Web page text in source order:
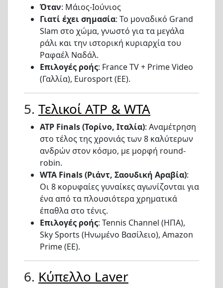
Όταν: Μάιος-Ιούνιος
Γιατί έχει σημασία: Το μοναδικό Grand
Slam στο χώμα, γνωστό για τα μεγάλα
ράλι και την ιστορική κυριαρχία του
Ραφαέλ Ναδάλ.
Επιλογές ροής: France TV + Prime Video
(Γαλλία), Eurosport (ΕΕ).
5. Τελικοί ATP & WTA
ATP Finals (Τορίνο, Ιταλία): Αναμέτρηση
στο τέλος της χρονιάς των 8 καλύτερων
ανδρών στον κόσμο, με μορφή round-
robin.
WTA Finals (Ριάντ, Σαουδική Αραβία):
Οι 8 κορυφαίες γυναίκες αγωνίζονται για
ένα από τα πλουσιότερα χρηματικά
έπαθλα στο τένις.
Επιλογές ροής: Tennis Channel (ΗΠΑ),
Sky Sports (Ηνωμένο Βασίλειο), Amazon
Prime (ΕΕ).
6. Κύπελλο Laver